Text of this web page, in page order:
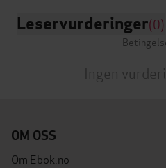
Leservurderinger(0)
Ingen
OM OSS
Om Ebok.no